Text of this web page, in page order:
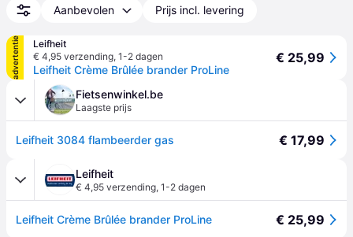
Aanbevolen Prijs incl. levering
advertentie
Leifheit
€ 4,95 verzending, 1-2 dagen
Leifheit Crème Brûlée brander ProLine
€ 25,99
Fietsenwinkel.be
Laagste prijs
Leifheit 3084 flambeerder gas € 17,99
Leifheit
€ 4,95 verzending, 1-2 dagen
Leifheit Crème Brûlée brander ProLine € 25,99